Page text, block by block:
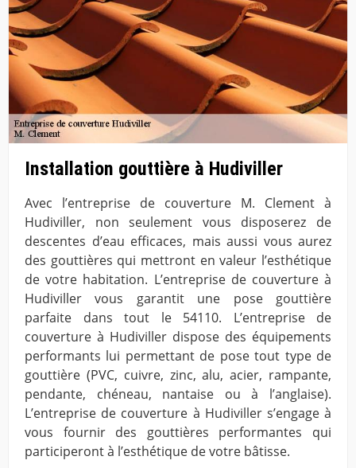
Installation gouttière à Hudiviller
Avec l’entreprise de couverture M. Clement à
Hudiviller, non seulement vous disposerez de
descentes d’eau efficaces, mais aussi vous aurez
des gouttières qui mettront en valeur l’esthétique
de votre habitation. L’entreprise de couverture à
Hudiviller vous garantit une pose gouttière
parfaite dans tout le 54110. L’entreprise de
couverture à Hudiviller dispose des équipements
performants lui permettant de pose tout type de
gouttière (PVC, cuivre, zinc, alu, acier, rampante,
pendante, chéneau, nantaise ou à l’anglaise).
L’entreprise de couverture à Hudiviller s’engage à
vous fournir des gouttières performantes qui
participeront à l’esthétique de votre bâtisse.